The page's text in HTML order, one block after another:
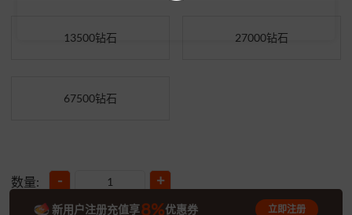
13500钻石 27000钻石
67500钻石
数量: - +
新用户注册充值享8%优惠券 立即注册